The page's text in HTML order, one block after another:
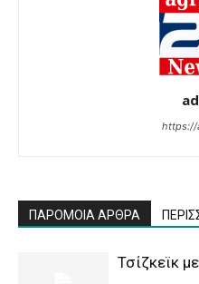
https://
ΠΑΡΟΜΟΙΑ ΑΡΘΡΑ
Τσίζκεϊκ